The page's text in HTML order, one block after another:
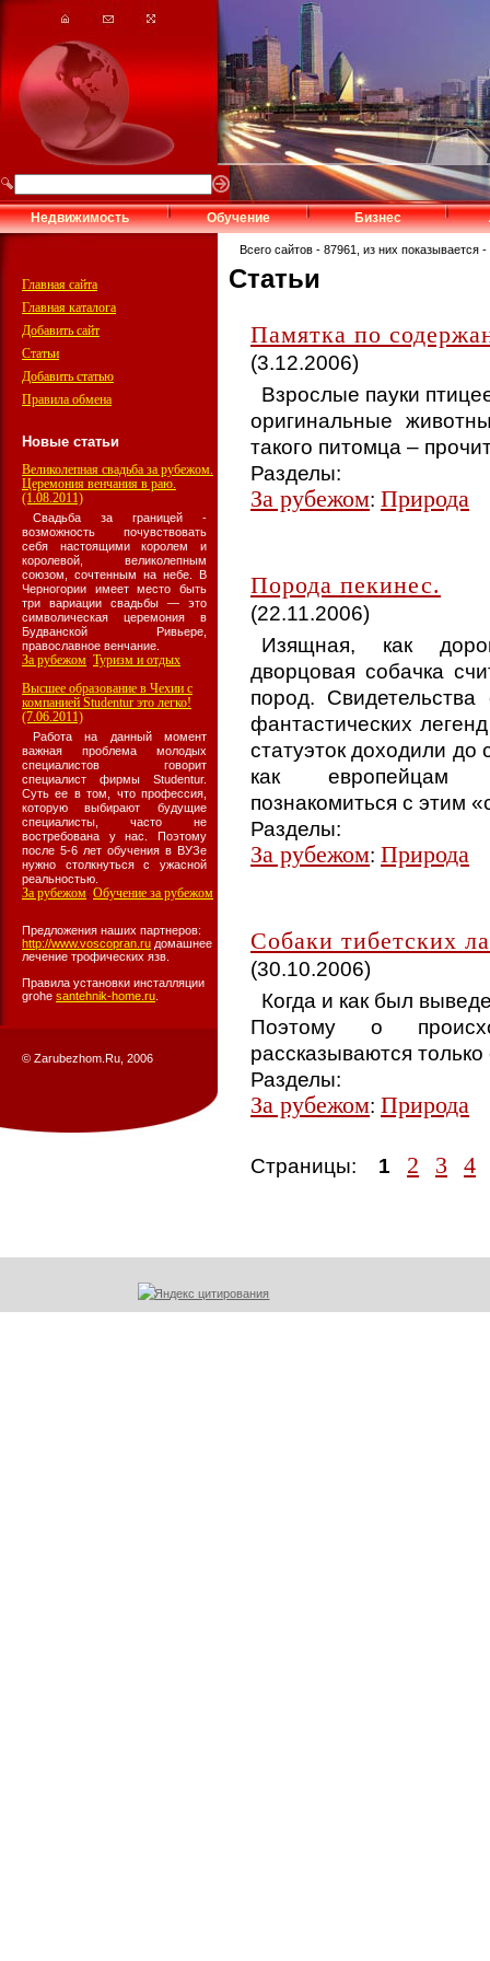
Недвижимость Обучение Бизнес
Главная сайта
Главная каталога
Добавить сайт
Статьи
Добавить статью
Правила обмена
Новые статьи
Великолепная свадьба за рубежом.
Церемония венчания в раю.
(1.08.2011)
Свадьба за границей -
возможность почувствовать
себя настоящими королем и
королевой, великолепным
союзом, сочтенным на небе. В
Черногории имеет место быть
три вариации свадьбы — это
символическая церемония в
Будванской Ривьере,
православное венчание.
За рубежом: Туризм и отдых
Высшее образование в Чехии с
компанией Studentur это легко!
(7.06.2011)
Работа на данный момент
важная проблема молодых
специалистов говорит
специалист фирмы Studentur.
Суть ее в том, что профессия,
которую выбирают будущие
специалисты, часто не
востребована у нас. Поэтому
после 5-6 лет обучения в ВУЗе
нужно столкнуться с ужасной
реальностью.
За рубежом: Обучение за рубежом
Предложения наших партнеров:
http://www.voscopran.ru домашнее
лечение трофических язв.
Правила установки инсталляции
grohe santehnik-home.ru
© Zarubezhom.Ru, 2006
Всего сайтов - 87961, из них показывается
Статьи
Памятка по
(3.12.2006)
Взрослые пауки
оригинальные
такого питомца –
Разделы:
За рубежом: Природа
Порода пекинес.
(22.11.2006)
Изящная, как
дворцовая собачка
пород.
фантастических
статуэток доходили до
как европейцам
познакомиться с этим
Разделы:
За рубежом: Природа
Собаки тибетских
(30.10.2006)
Когда и как был
Поэтому о
рассказываются
Разделы:
За рубежом: Природа
Страницы: 1 2 3 4